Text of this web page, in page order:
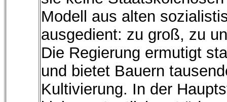
Modell aus alten
ausgedient: zu groß, zu
Die Regierung ermutigt
und bietet Bauern
Kultivierung. In der